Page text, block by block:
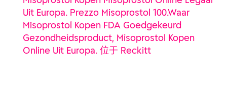
Uit Europa. Prezzo Misoprostol 100.Waar
Misoprostol Kopen FDA Goedgekeurd
Gezondheidsproduct, Misoprostol Kopen
Online Uit Europa. 位于 Reckitt（当